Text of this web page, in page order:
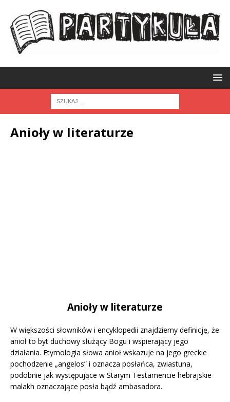
Anioły w literaturze
Anioły w literaturze
W większości słowników i encyklopedii znajdziemy definicję, że
anioł to byt duchowy służący Bogu i wspierający jego
działania. Etymologia słowa anioł wskazuje na jego greckie
pochodzenie „angelos” i oznacza posłańca, zwiastuna,
podobnie jak występujące w Starym Testamencie hebrajskie
malakh oznaczające posła bądź ambasadora.